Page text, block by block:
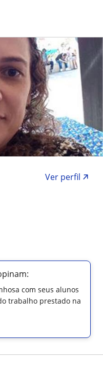
Ver perfil
com seus alunos
trabalho prestado na